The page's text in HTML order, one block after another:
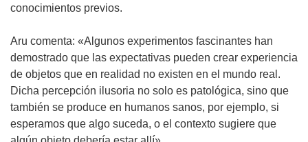
a
n
a
)
e
a
conocimientos previos.
Aru comenta: «Algunos experimentos fascinantes han
demostrado que las expectativas pueden crear experiencia
de objetos que en realidad no existen en el mundo real.
Dicha percepción ilusoria no solo es patológica, sino que
también se produce en humanos sanos, por ejemplo, si
esperamos que algo suceda, o el contexto sugiere que